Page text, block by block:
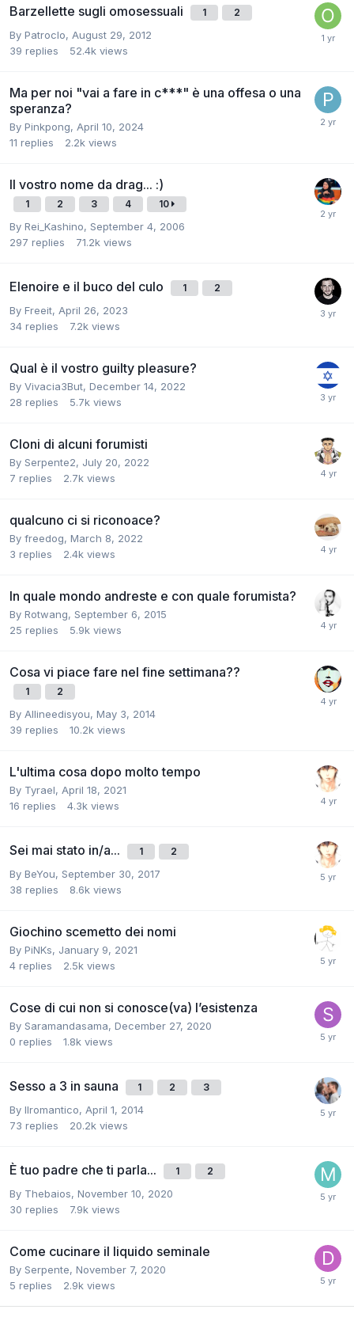
Barzellette sugli omosessuali 1 2
By Patroclo, August 29, 2012
39 replies 52.4k views
Ma per noi "vai a fare in c***" è una offesa o una
speranza?
By Pinkpong, April 10, 2024
11 replies 2.2k views
Il vostro nome da drag... :)
1 2 3 4 10
By Rei_Kashino, September 4, 2006
297 replies 71.2k views
Elenoire e il buco del culo 1 2
By Freeit, April 26, 2023
34 replies 7.2k views
Qual è il vostro guilty pleasure?
By Vivacia3But, December 14, 2022
28 replies 5.7k views
Cloni di alcuni forumisti
By Serpente2, July 20, 2022
7 replies 2.7k views
qualcuno ci si riconoace?
By freedog, March 8, 2022
3 replies 2.4k views
In quale mondo andreste e con quale forumista?
By Rotwang, September 6, 2015
25 replies 5.9k views
Cosa vi piace fare nel fine settimana??
1 2
By Allineedisyou, May 3, 2014
39 replies 10.2k views
L'ultima cosa dopo molto tempo
By Tyrael, April 18, 2021
16 replies 4.3k views
Sei mai stato in/a... 1 2
By BeYou, September 30, 2017
38 replies 8.6k views
Giochino scemetto dei nomi
By PiNKs, January 9, 2021
4 replies 2.5k views
Cose di cui non si conosce(va) l’esistenza
By Saramandasama, December 27, 2020
0 replies 1.8k views
Sesso a 3 in sauna 1 2 3
By Ilromantico, April 1, 2014
73 replies 20.2k views
È tuo padre che ti parla... 1 2
By Thebaios, November 10, 2020
30 replies 7.9k views
Come cucinare il liquido seminale
By Serpente, November 7, 2020
5 replies 2.9k views